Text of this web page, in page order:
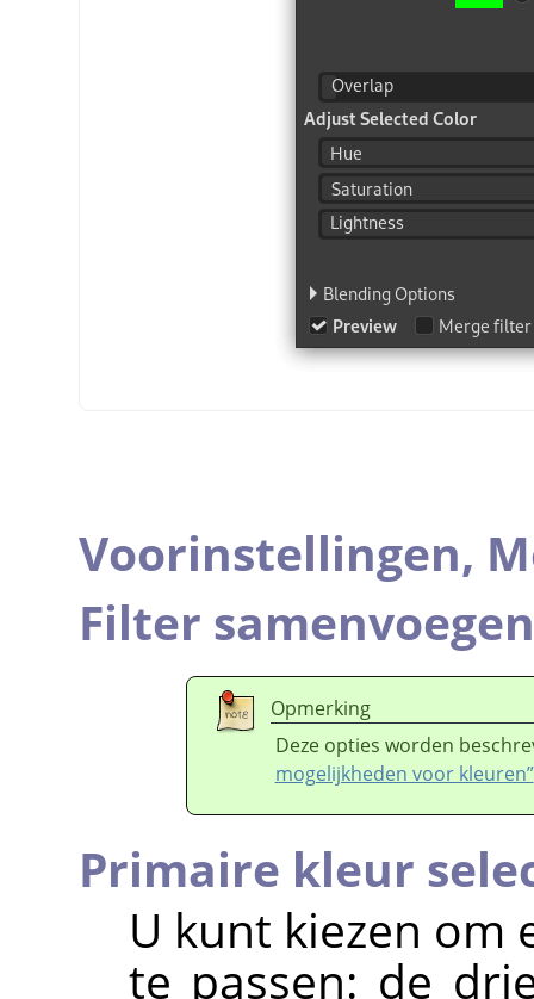
Voorinstellingen,
Filter
Opmerking
Deze opties worden
mogelijkheden voor kleuren”
Primaire kleur
U kunt kiezen om
te passen: de